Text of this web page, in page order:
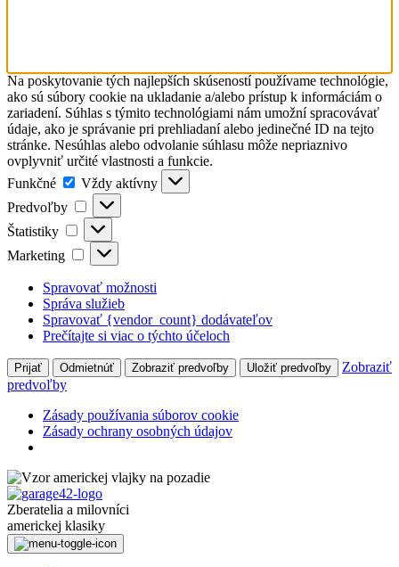
Na poskytovanie tých najlepších skúseností používame technológie,
ako sú súbory cookie na ukladanie a/alebo prístup k informáciám o
zariadení. Súhlas s týmito technológiami nám umožní spracovávať
údaje, ako je správanie pri prehliadaní alebo jedinečné ID na tejto
stránke. Nesúhlas alebo odvolanie súhlasu môže nepriaznivo
ovplyvniť určité vlastnosti a funkcie.
Funkčné
Funkčné
Vždy aktívny
Predvoľby
Predvoľby
Štatistiky Štatistiky
Marketing Marketing
Spravovať možnosti
Správa služieb
Spravovať {vendor_count} dodávateľov
Prečítajte si viac o týchto účeloch
Prijať Odmietnúť Zobraziť predvoľby Uložiť predvoľby
Zobraziť
predvoľby
Zásady používania súborov cookie
Zásady ochrany osobných údajov
Preskočiť
k
obsahu
Zberatelia a milovníci
americkej klasiky